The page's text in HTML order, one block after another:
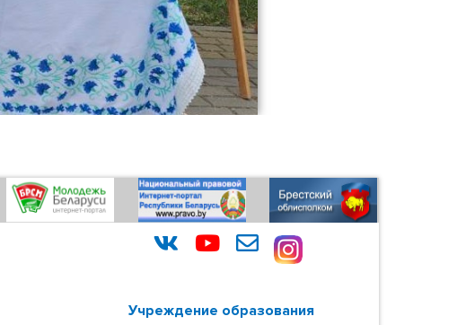
Учреждение образования